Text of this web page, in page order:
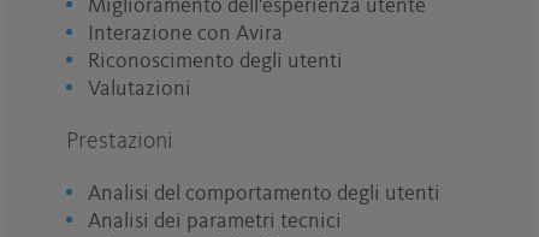
Miglioramento dell'esperienza utente
Interazione con Avira
Riconoscimento degli utenti
Valutazioni
Prestazioni
Analisi del comportamento degli utenti
Analisi dei parametri tecnici